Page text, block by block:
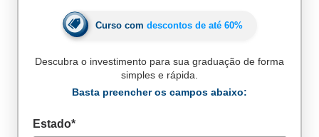
Curso com descontos de até 60%
Descubra o investimento para sua graduação de forma
simples e rápida.
Basta preencher os campos abaixo:
Estado*